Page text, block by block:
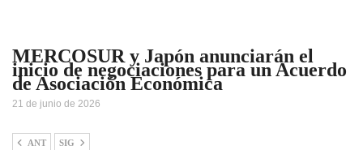
MERCOSUR y Japón anunciarán el
inicio de negociaciones para un Acuerdo
de Asociación Económica
21 de junio de 2026
ANT SIG